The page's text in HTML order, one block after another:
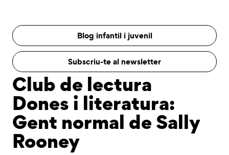
Blog infantil i juvenil
Subscriu-te al newsletter
Club de lectura
Dones i literatura:
Gent normal de Sally
Rooney